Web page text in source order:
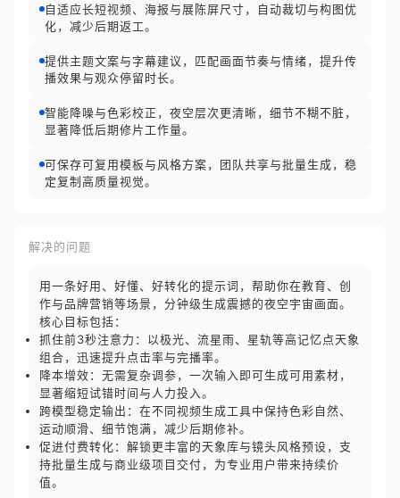
自适应长短视频、海报与展陈屏尺寸，自动裁切与构图优
化，减少后期返工。
提供主题文案与字幕建议，匹配画面节奏与情绪，提升传
播效果与观众停留时长。
智能降噪与色彩校正，夜空层次更清晰，细节不糊不脏，
显著降低后期修片工作量。
可保存可复用模板与风格方案，团队共享与批量生成，稳
定复制高质量视觉。
解决的问题
用一条好用、好懂、好转化的提示词，帮助你在教育、创
作与品牌营销等场景，分钟级生成震撼的夜空宇宙画面。
核心目标包括：
抓住前3秒注意力：以极光、流星雨、星轨等高记忆点天象
组合，迅速提升点击率与完播率。
降本增效：无需复杂调参，一次输入即可生成可用素材，
显著缩短试错时间与人力投入。
跨模型稳定输出：在不同视频生成工具中保持色彩自然、
运动顺滑、细节饱满，减少后期修补。
促进付费转化：解锁更丰富的天象库与镜头风格预设，支
持批量生成与商业级项目交付，为专业用户带来持续价
值。